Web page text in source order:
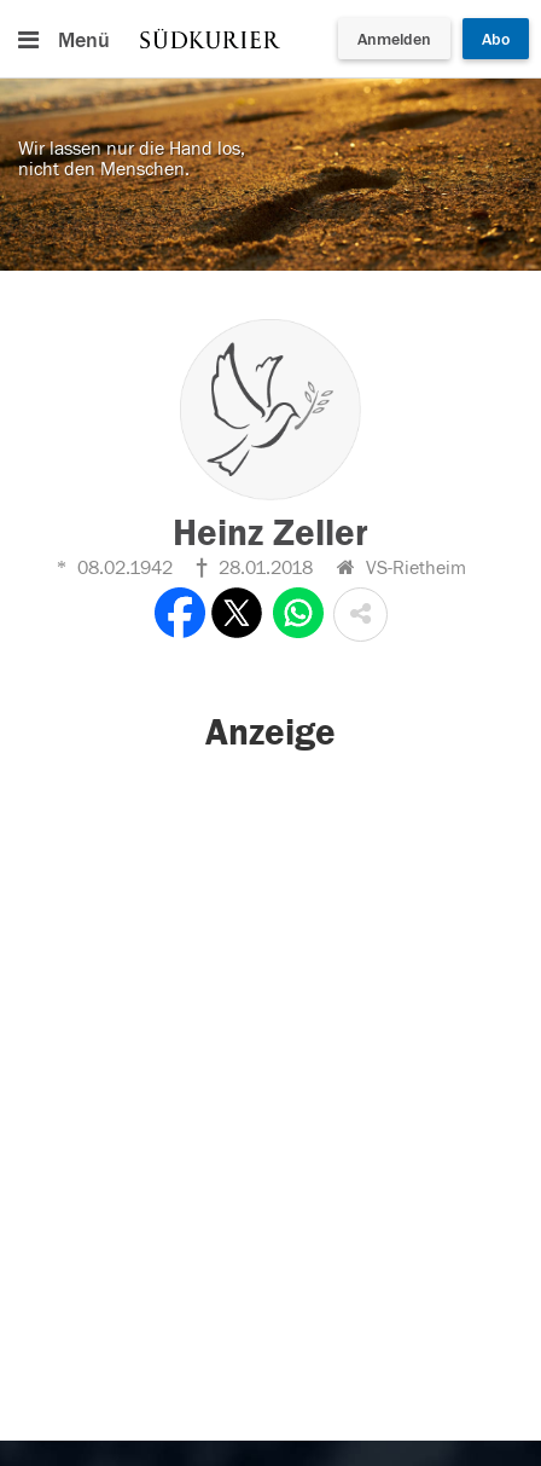
Menü Anmelden Abo
Wir lassen nur die Hand los,
nicht den Menschen.
Heinz Zeller
08.02.1942 28.01.2018 VS-Rietheim
Anzeige